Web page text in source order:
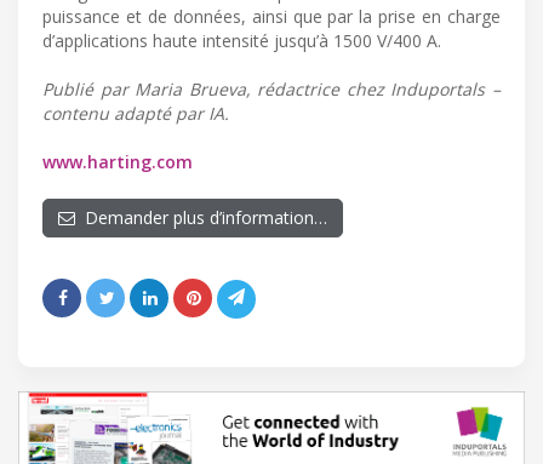
puissance et de données, ainsi que par la prise en charge
d’applications haute intensité jusqu’à 1500 V/400 A.
Publié par Maria Brueva, rédactrice chez Induportals –
contenu adapté par IA.
www.harting.com
Demander plus d’information…